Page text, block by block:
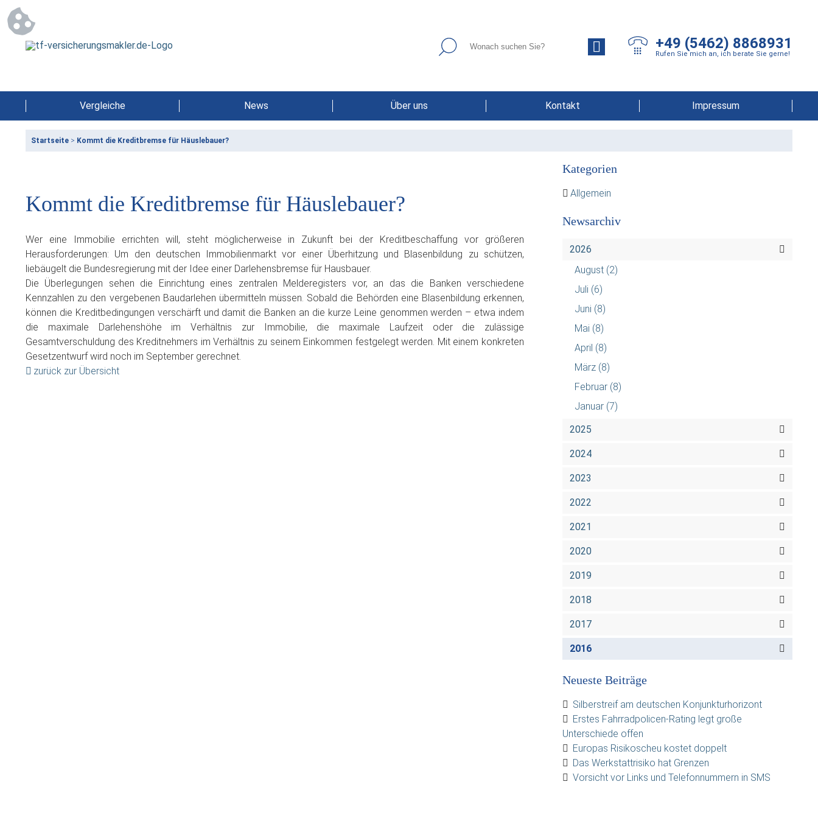
+49 (5462) 8868931
Rufen Sie mich an, ich berate Sie gerne!
Vergleiche News Über uns Kontakt Impressum
Startseite > Kommt die Kreditbremse für Häuslebauer?
Kommt die Kreditbremse für Häuslebauer?
Wer eine Immobilie errichten will, steht möglicherweise in Zukunft bei der Kreditbeschaffung vor größeren
Herausforderungen: Um den deutschen Immobilienmarkt vor einer Überhitzung und Blasenbildung zu schützen,
liebäugelt die Bundesregierung mit der Idee einer Darlehensbremse für Hausbauer.
Die Überlegungen sehen die Einrichtung eines zentralen Melderegisters vor, an das die Banken verschiedene
Kennzahlen zu den vergebenen Baudarlehen übermitteln müssen. Sobald die Behörden eine Blasenbildung erkennen,
können die Kreditbedingungen verschärft und damit die Banken an die kurze Leine genommen werden – etwa indem
die maximale Darlehenshöhe im Verhältnis zur Immobilie, die maximale Laufzeit oder die zulässige
Gesamtverschuldung des Kreditnehmers im Verhältnis zu seinem Einkommen festgelegt werden. Mit einem konkreten
Gesetzentwurf wird noch im September gerechnet.
zurück zur Übersicht
Kategorien
Allgemein
Newsarchiv
2026
August (2)
Juli (6)
Juni (8)
Mai (8)
April (8)
März (8)
Februar (8)
Januar (7)
2025
2024
2023
2022
2021
2020
2019
2018
2017
2016
Neueste Beiträge
Silberstreif am deutschen Konjunkturhorizont
Erstes Fahrradpolicen-Rating legt große
Unterschiede offen
Europas Risikoscheu kostet doppelt
Das Werkstattrisiko hat Grenzen
Vorsicht vor Links und Telefonnummern in SMS